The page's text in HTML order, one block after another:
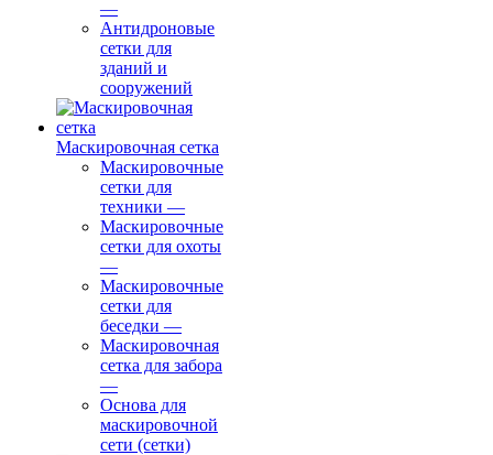
—
Антидроновые
сетки для
зданий и
сооружений
Маскировочная сетка
Маскировочные
сетки для
техники —
Маскировочные
сетки для охоты
—
Маскировочные
сетки для
беседки —
Маскировочная
сетка для забора
—
Основа для
маскировочной
сети (сетки)